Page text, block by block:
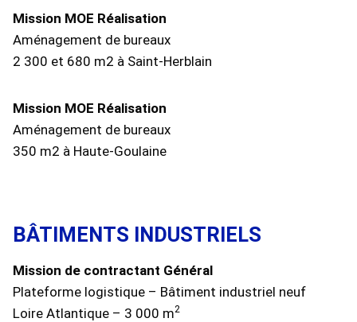
Mission MOE Réalisation
Aménagement de bureaux
2 300 et 680 m2 à Saint-Herblain
Mission MOE Réalisation
Aménagement de bureaux
350 m2 à Haute-Goulaine
BÂTIMENTS INDUSTRIELS
Mission de contractant Général
Plateforme logistique – Bâtiment industriel neuf
Loire Atlantique – 3 000 m2